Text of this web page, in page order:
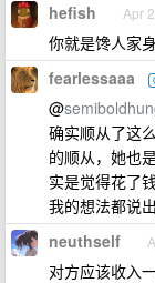
hefish Apr
你就是馋人家身
fearlessaaa
@
确实顺从了这
的顺从，她也
实是觉得花了
我的想法都说
neuthself
对方应该收入